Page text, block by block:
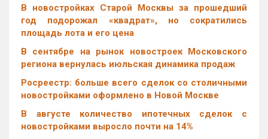
В новостройках Старой Москвы за прошедший
год подорожал «квадрат», но сократились
площадь лота и его цена
В сентябре на рынок новостроек Московского
региона вернулась июльская динамика продаж
Росреестр: больше всего сделок со столичными
новостройками оформлено в Новой Москве
В августе количество ипотечных сделок с
новостройками выросло почти на 14%